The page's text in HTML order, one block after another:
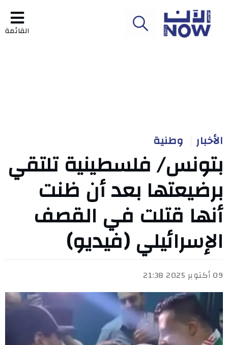
القائمة
الأخبار وطنية
بتونس/ فلسطينية تلتقي
برضيعتها بعد أن ظنت
أنها قتلت في القصف
الإسرائيلي (فيديو)
09 أكتوبر 2025 21:38